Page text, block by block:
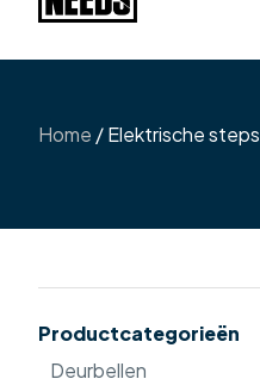
Home / Elektrische steps
Productcategorieën
Deurbellen